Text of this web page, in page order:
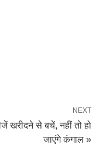
NEXT
खरीदने से बचें, नहीं तो हो
जाएंगे कंगाल »